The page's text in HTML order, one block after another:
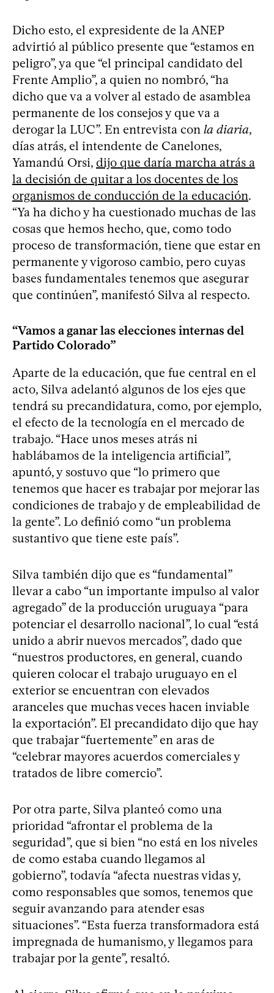
Dicho esto, el expresidente de la ANEP
advirtió al público presente que “estamos en
peligro”, ya que “el principal candidato del
Frente Amplio”, a quien no nombró, “ha
dicho que va a volver al estado de asamblea
permanente de los consejos y que va a
derogar la LUC”. En entrevista con la diaria,
días atrás, el intendente de Canelones,
Yamandú Orsi, dijo que daría marcha atrás a
la decisión de quitar a los docentes de los
organismos de conducción de la educación.
“Ya ha dicho y ha cuestionado muchas de las
cosas que hemos hecho, que, como todo
proceso de transformación, tiene que estar en
permanente y vigoroso cambio, pero cuyas
bases fundamentales tenemos que asegurar
que continúen”, manifestó Silva al respecto.
“Vamos a ganar las elecciones internas del
Partido Colorado”
Aparte de la educación, que fue central en el
acto, Silva adelantó algunos de los ejes que
tendrá su precandidatura, como, por ejemplo,
el efecto de la tecnología en el mercado de
trabajo. “Hace unos meses atrás ni
hablábamos de la inteligencia artificial”,
apuntó, y sostuvo que “lo primero que
tenemos que hacer es trabajar por mejorar las
condiciones de trabajo y de empleabilidad de
la gente”. Lo definió como “un problema
sustantivo que tiene este país”.
Silva también dijo que es “fundamental”
llevar a cabo “un importante impulso al valor
agregado” de la producción uruguaya “para
potenciar el desarrollo nacional”, lo cual “está
unido a abrir nuevos mercados”, dado que
“nuestros productores, en general, cuando
quieren colocar el trabajo uruguayo en el
exterior se encuentran con elevados
aranceles que muchas veces hacen inviable
la exportación”. El precandidato dijo que hay
que trabajar “fuertemente” en aras de
“celebrar mayores acuerdos comerciales y
tratados de libre comercio”.
Por otra parte, Silva planteó como una
prioridad “afrontar el problema de la
seguridad”, que si bien “no está en los niveles
de como estaba cuando llegamos al
gobierno”, todavía “afecta nuestras vidas y,
como responsables que somos, tenemos que
seguir avanzando para atender esas
situaciones”. “Esta fuerza transformadora está
impregnada de humanismo, y llegamos para
trabajar por la gente”, resaltó.